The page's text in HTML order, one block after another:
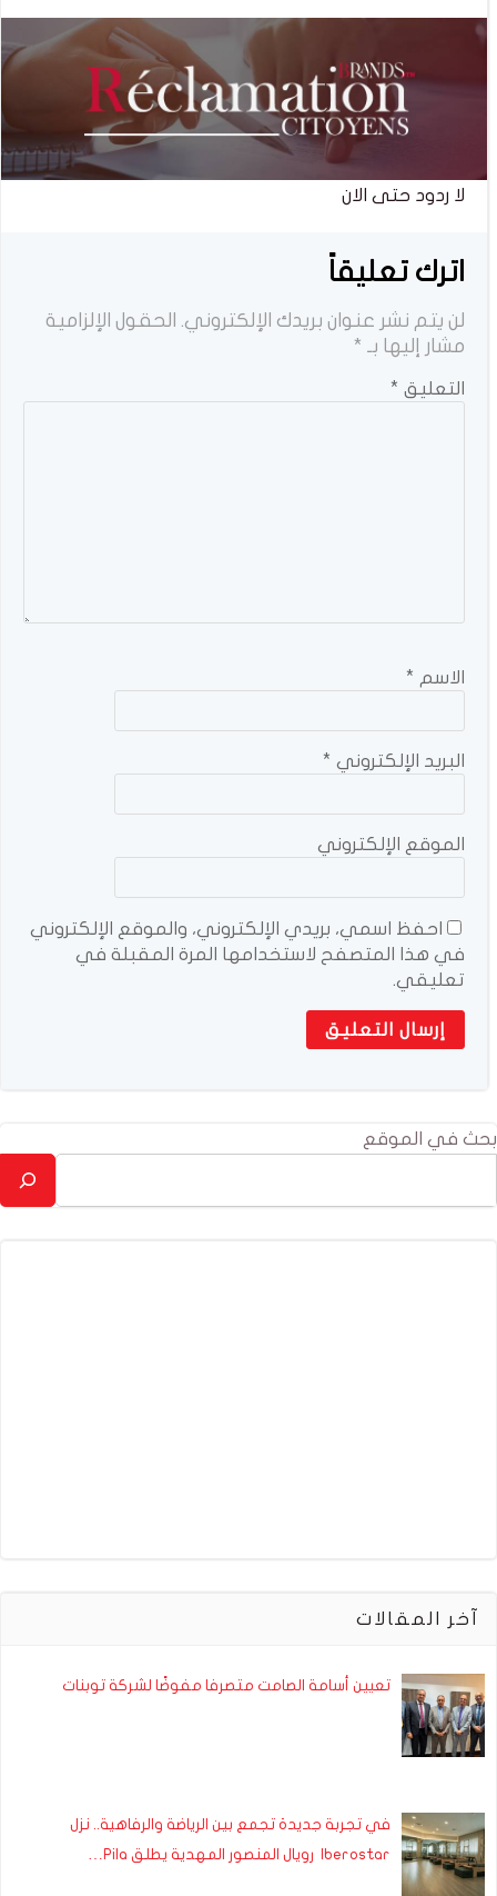
لا ردود حتى الان
اترك تعليقاً
لن يتم نشر عنوان بريدك الإلكتروني. الحقول الإلزامية
مشار إليها بـ *
التعليق *
الاسم *
البريد الإلكتروني *
الموقع الإلكتروني
احفظ اسمي، بريدي الإلكتروني، والموقع الإلكتروني
في هذا المتصفح لاستخدامها المرة المقبلة في
تعليقي.
بحث في الموقع
آخر المقالات
تعيين أسامة الصامت متصرفا مفوضًا لشركة توبنات
في تجربة جديدة تجمع بين الرياضة والرفاهية.. نزل
Iberostar رويال المنصور المهدية يطلق Pila…